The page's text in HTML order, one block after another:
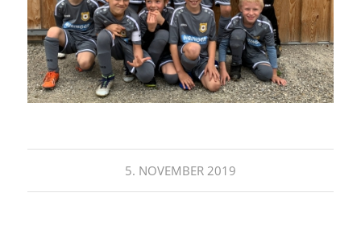
5. NOVEMBER 2019